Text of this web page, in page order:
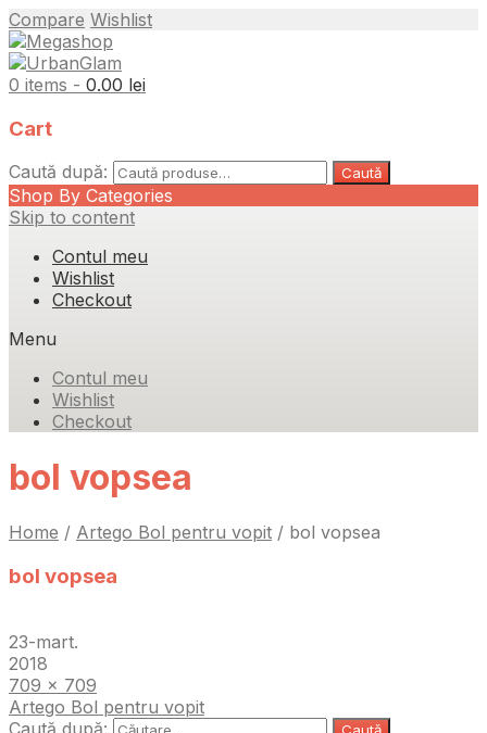
Compare Wishlist
0 items - 0.00 lei
Cart
Caută după: Caută
Shop By Categories
Skip to content
Contul meu
Wishlist
Checkout
Menu
Contul meu
Wishlist
Checkout
bol vopsea
Home / Artego Bol pentru vopit / bol vopsea
bol vopsea
23-mart.
2018
709 × 709
Artego Bol pentru vopit
Caută după: